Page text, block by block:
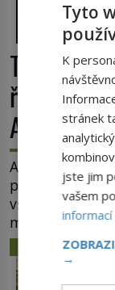
Tajemná
římské
Austrálie?
Australský
prozkoumávat
však možnost,
mohly zajímat
to o 15 století
zakreslovali do
Australis –
ZÁHADY A
Tyto
K
stránek
jste jim
vašem
informací
→